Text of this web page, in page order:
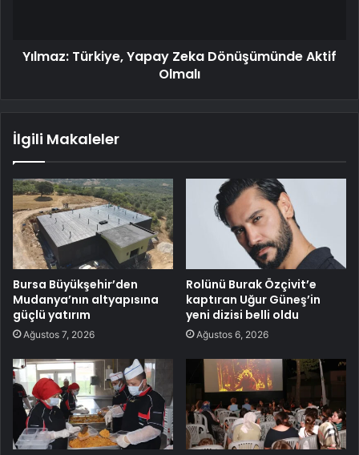
Yılmaz: Türkiye, Yapay Zeka Dönüşümünde Aktif
Olmalı
İlgili Makaleler
Bursa Büyükşehir’den
Mudanya’nın altyapısına
güçlü yatırım
Ağustos 7, 2026
Rolünü Burak Özçivit’e
kaptıran Uğur Güneş’in
yeni dizisi belli oldu
Ağustos 6, 2026